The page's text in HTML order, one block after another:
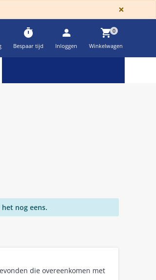
×
timer
Bespaar tijd
person
Inloggen
shopping_cart0
Winkelwagen
nog eens.
die overeenkomen met